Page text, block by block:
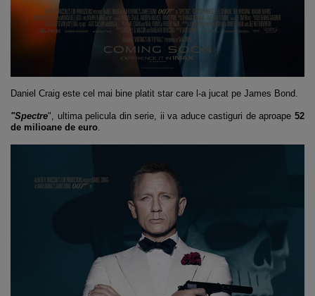
Daniel Craig este cel mai bine platit star care l-a jucat pe James Bond.
"Spectre", ultima pelicula din serie, ii va aduce castiguri de aproape 52
de milioane de euro.